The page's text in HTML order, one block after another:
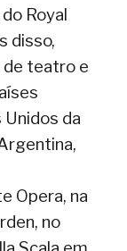
Royal
disso,
de teatro e
da
Opera, na
no